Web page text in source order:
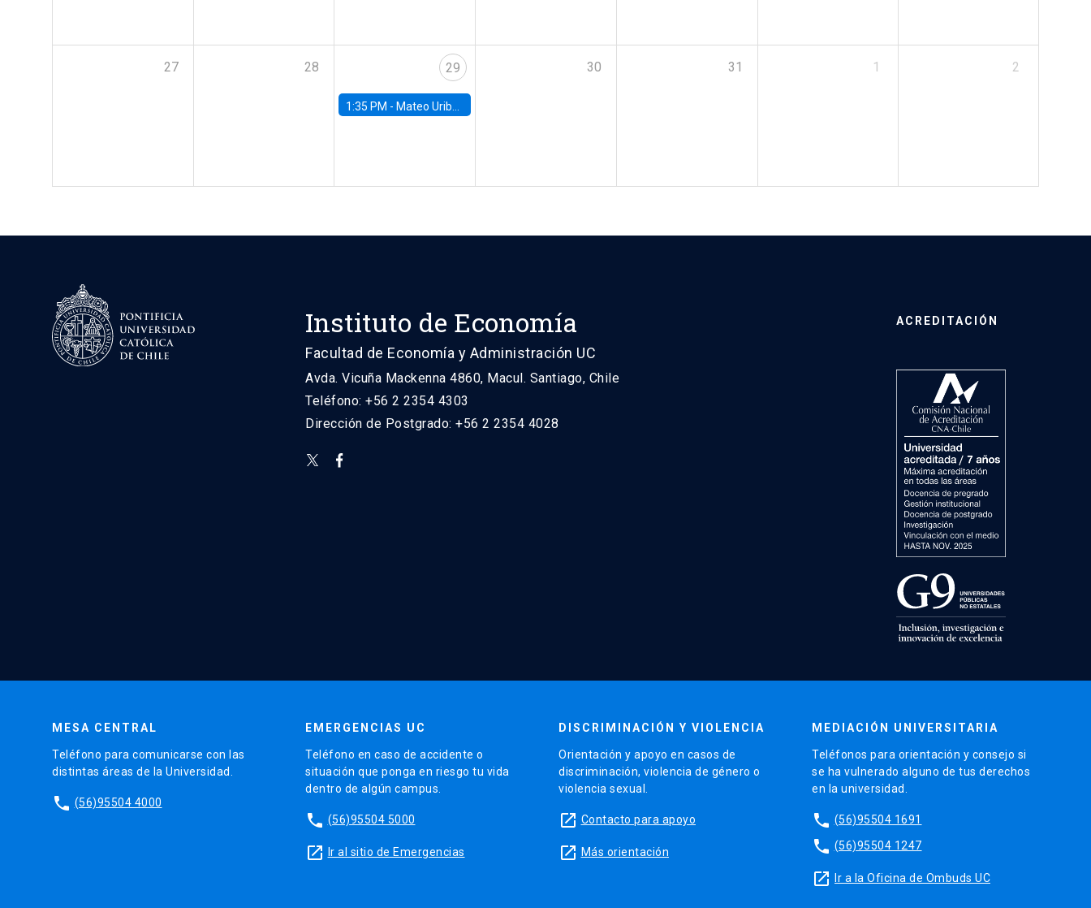
27 28 29
1:35 PM - Mateo Uribe-Castro, Universidad de los Andes (Colombia)
30 31 1 2
Instituto de Economía
Facultad de Economía y Administración UC
Avda. Vicuña Mackenna 4860, Macul. Santiago, Chile
Teléfono: +56 2 2354 4303
Dirección de Postgrado: +56 2 2354 4028
ACREDITACIÓN
MESA CENTRAL
Teléfono para comunicarse con las
distintas áreas de la Universidad.
phone (56)95504 4000
EMERGENCIAS UC
Teléfono en caso de accidente o
situación que ponga en riesgo tu vida
dentro de algún campus.
phone (56)95504 5000
launch Ir al sitio de Emergencias
DISCRIMINACIÓN Y VIOLENCIA
Orientación y apoyo en casos de
discriminación, violencia de género o
violencia sexual.
launch Contacto para apoyo
launch Más orientación
MEDIACIÓN UNIVERSITARIA
Teléfonos para orientación y consejo si
se ha vulnerado alguno de tus derechos
en la universidad.
phone (56)95504 1691
phone (56)95504 1247
launch Ir a la Oficina de Ombuds UC